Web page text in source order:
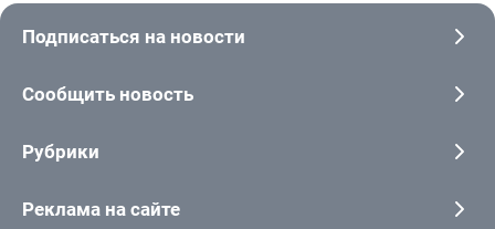
Подписаться на новости
Сообщить новость
Рубрики
Реклама на сайте